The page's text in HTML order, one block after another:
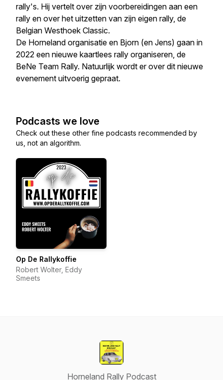
rally's. Hij vertelt over zijn voorbereidingen aan een
rally en over het uitzetten van zijn eigen rally, de
Belgian Westhoek Classic.
De Horneland organisatie en Bjorn (en Jens) gaan in
2022 een nieuwe kaartlees rally organiseren, de
BeNe Team Rally. Natuurlijk wordt er over dit nieuwe
evenement uitvoerig gepraat.
Podcasts we love
Check out these other fine podcasts recommended by
us, not an algorithm.
Op De Rallykoffie
Robert Wolter, Eddy
Smeets
Horneland Rally Podcast